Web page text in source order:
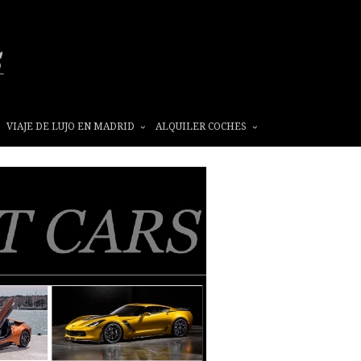
VIAJE DE LUJO EN MADRID ALQUILER COCHES